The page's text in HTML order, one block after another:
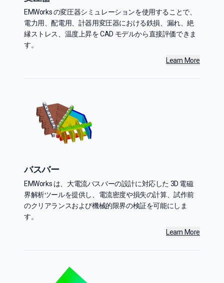
EMWorks の変圧器シミュレーションを使用することで、
電力用、配電用、計器用変圧器における鉄損、漏れ、絶
縁ストレス、温度上昇を CAD モデルから直接評価できま
す。
Learn More
バスバー
EMWorks は、大電流バスバーの設計に対応した 3D 電磁
界解析ツールを提供し、電流密度や損失の計算、試作前
のクリアランスおよび機械的限界の検証を可能にしま
す。
Learn More